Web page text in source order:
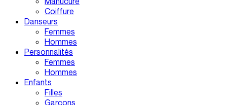
Coiffure
Danseurs
Femmes
Hommes
Personnalités
Femmes
Hommes
Enfants
Filles
Garçons